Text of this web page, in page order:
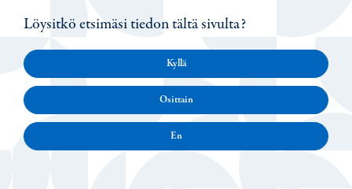
Löysitkö etsimäsi tiedon tältä sivulta?
Kyllä
Osittain
En